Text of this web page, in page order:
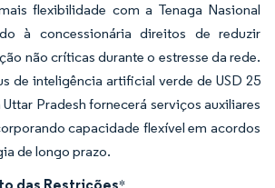
flexibilidade com a Tenaga Nasional
à concessionária direitos de reduzir
não críticas durante o estresse da rede.
de inteligência artificial verde de USD 25
Pradesh fornecerá serviços auxiliares
capacidade flexível em acordos
de longo prazo.
das Restrições